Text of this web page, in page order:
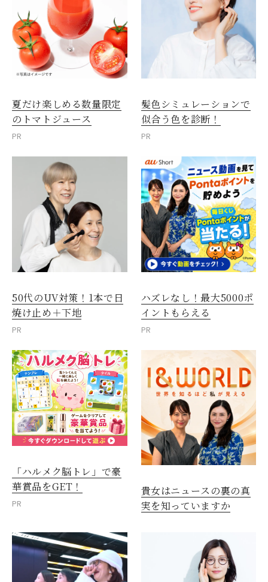
夏だけ楽しめる数量限定
のトマトジュース
PR
髪色シミュレーションで
似合う色を診断！
PR
50代のUV対策！1本で日
焼け止め＋下地
PR
ハズレなし！最大5000ポ
イントもらえる
PR
「ハルメク脳トレ」で豪
華賞品をGET！
PR
貴女はニュースの裏の真
実を知っていますか